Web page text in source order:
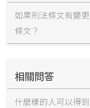
如果刑法條文有變
條文？
相關問答
什麼樣的人可以得